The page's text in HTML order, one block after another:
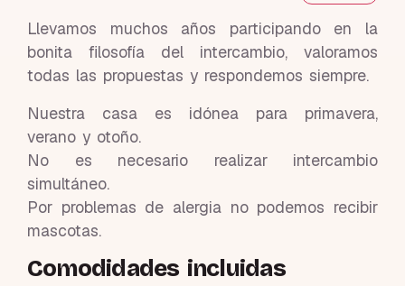
Llevamos muchos años participando en la
bonita filosofía del intercambio, valoramos
todas las propuestas y respondemos siempre.
Nuestra casa es idónea para primavera,
verano y otoño.
No es necesario realizar intercambio
simultáneo.
Por problemas de alergia no podemos recibir
mascotas.
Comodidades incluidas